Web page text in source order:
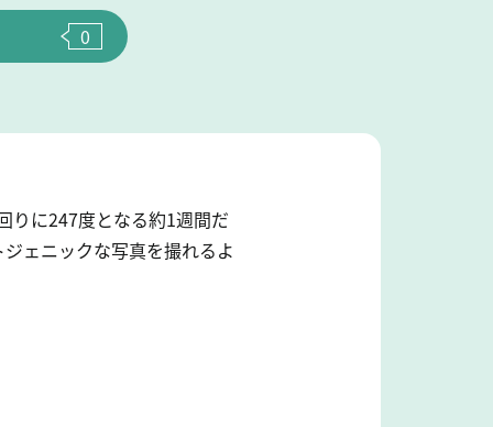
0
りに247度となる約1週間だ
ェニックな写真を撮れるよ